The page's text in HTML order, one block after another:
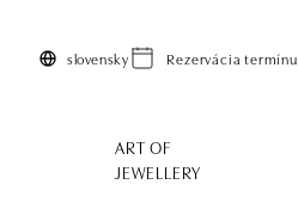
slovensky Rezervácia termínu
ART OF
JEWELLERY